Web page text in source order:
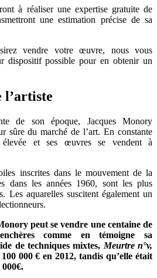
à réaliser une expertise gratuite de
une estimation précise de sa
vendre votre œuvre, nous vous
dispositif possible pour en obtenir un
l’artiste
de son époque, Jacques Monory
sûre du marché de l’art. En constante
et ses œuvres se vendent à
inscrites dans le mouvement de la
dans les années 1960, sont les plus
Les aquarelles suscitent également un
peut se vendre une centaine de
comme en témoigne sa
de techniques mixtes, Meurtre n°v,
000 € en 2012, tandis qu’elle était
000€.